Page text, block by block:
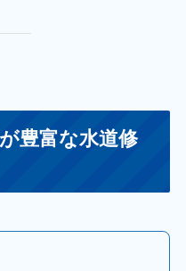
豊富な水道修